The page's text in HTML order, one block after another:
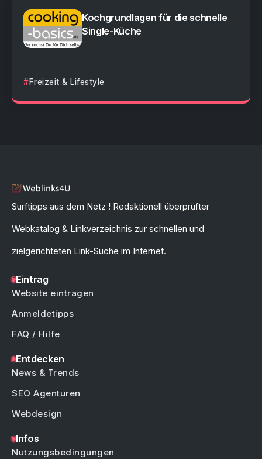
Kochgrundlagen für die schnelle
Single-Küche
Freizeit & Lifestyle
Surftipps aus dem Netz ! Redaktionell überprüfter
Webkatalog & Linkverzeichnis zur schnellen und
zielgerichteten Link-Suche im Internet.
Eintrag
Website eintragen
Anmeldetipps
FAQ / Hilfe
Entdecken
News & Trends
SEO Agenturen
Webdesign
Infos
Nutzungsbedingungen